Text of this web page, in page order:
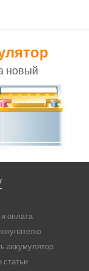
новый
оплата
аккумулятор
статьи